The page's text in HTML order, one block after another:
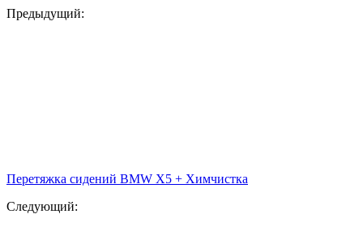
Предыдущий:
Перетяжка сидений BMW X5 + Химчистка
Следующий: